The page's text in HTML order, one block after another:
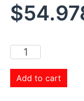
$
Add to cart